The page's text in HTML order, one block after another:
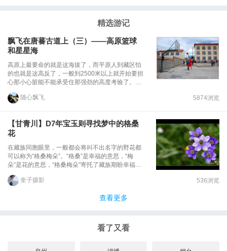
精选游记
飘飞在唐蕃古道上（三）——高原篮球
和星星海
高原上最要命的就是这海拔了，而平原人到藏区怕
的也就是这高反了，一般到2500米以上就开始要担
心那小心脏能不能承受住那强劲的高度考验了。记
忆里几年前第一次接受这考验是在念青唐古拉山垭
口，5千多的海拔，早上从塔里木出发，经过那个
烈这辈子都不会忘记。那针扎似的疼痛到要裂开的
刺激，浑身无力的酥软，忽冷忽热的折磨，这一切
腾后，再回到上海就明白这身体一定要锻炼好才能
走天下的道理，于是每晚的长跑和不间断的羽毛球
成了我的锻炼项目，如此在一次次的进藏地中锻炼
出了不再畏惧高原海拔的考验，于是有了一次又一
次的在藏区晃悠的经历，于是这次不怕花石峡玛多
玉树等地的4千多的高海拔了。可我还是很难想象
在这4千多海拔的高原上打篮球，不畏惧这海拔不
你自认为身体倍儿棒就能让你胡来的，曾不服气地
随心飘飞 5874浏览
【甘青川】D7年宝玉则寻找梦中的格桑
花
在藏族同胞眼里，一般都会将叫不出名字的野花都
可以称为“格桑梅朵”。“格桑”是幸福的意思，“梅
朵”是花的意思，“格桑梅朵”寄托了藏族期盼幸福、
吉祥、快乐。格桑梅朵也是高原上最美的花儿，在
许多藏族歌曲里都把勤劳美丽的姑娘比喻成格桑
民心中永远的追求。七月的年宝玉则，一团团格桑
奎子摄影 536浏览
查看更多
看了又看